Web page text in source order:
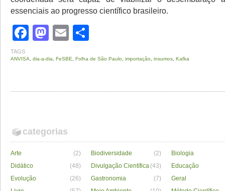
essenciais ao progresso científico brasileiro.
Facebook
Mastodon
Email
TAGS
ANVISA dia-a-dia FeSBE Folha de São Paulo importação insumos Kafka
categorias
Arte (2) Biodiversidade (2)
Biologia
Didático
(48) Divulgação Científica (43)
Educação
Evolução
(26) Gastronomia (7)
Geral